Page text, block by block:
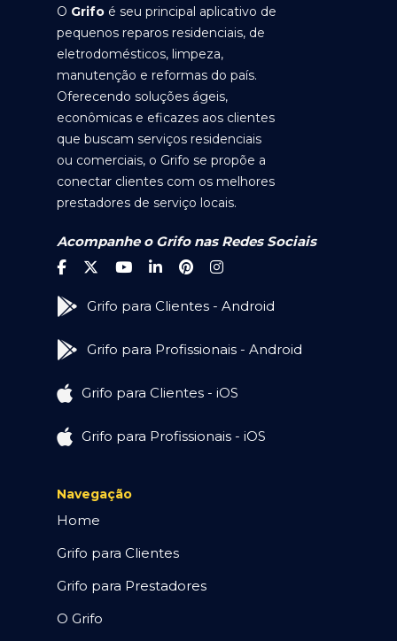
O Grifo é seu principal aplicativo de
pequenos reparos residenciais, de
eletrodomésticos, limpeza,
manutenção e reformas do país.
Oferecendo soluções ágeis,
econômicas e eficazes aos clientes
que buscam serviços residenciais
ou comerciais, o Grifo se propõe a
conectar clientes com os melhores
prestadores de serviço locais.
Acompanhe o Grifo nas Redes Sociais
Grifo para Clientes - Android
Grifo para Profissionais - Android
Grifo para Clientes - iOS
Grifo para Profissionais - iOS
Navegação
Home
Grifo para Clientes
Grifo para Prestadores
O Grifo